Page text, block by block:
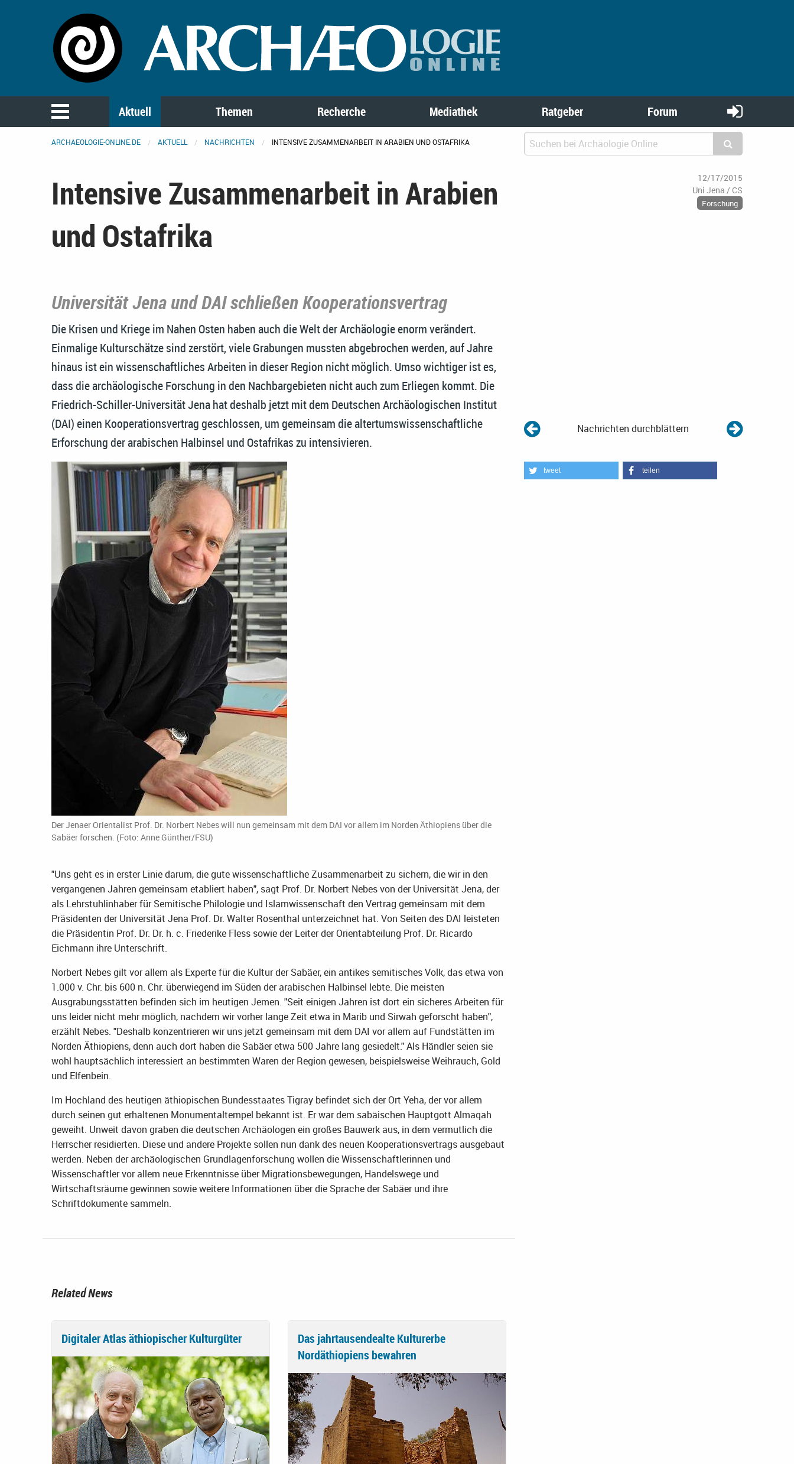
Aktuell Themen Recherche Mediathek Ratgeber Forum
ARCHAEOLOGIE-ONLINE.DE AKTUELL NACHRICHTEN INTENSIVE ZUSAMMENARBEIT IN ARABIEN UND OSTAFRIKA
Intensive Zusammenarbeit in Arabien
und Ostafrika
12/17/2015
Uni Jena / CS
Forschung
Universität Jena und DAI schließen Kooperationsvertrag
Die Krisen und Kriege im Nahen Osten haben auch die Welt der Archäologie enorm verändert.
Einmalige Kulturschätze sind zerstört, viele Grabungen mussten abgebrochen werden, auf Jahre
hinaus ist ein wissenschaftliches Arbeiten in dieser Region nicht möglich. Umso wichtiger ist es,
dass die archäologische Forschung in den Nachbargebieten nicht auch zum Erliegen kommt. Die
Friedrich-Schiller-Universität Jena hat deshalb jetzt mit dem Deutschen Archäologischen Institut
(DAI) einen Kooperationsvertrag geschlossen, um gemeinsam die altertumswissenschaftliche
Erforschung der arabischen Halbinsel und Ostafrikas zu intensivieren.
Nachrichten durchblättern
Der Jenaer Orientalist Prof. Dr. Norbert Nebes will nun gemeinsam mit dem DAI vor allem im Norden Äthiopiens über die
Sabäer forschen. (Foto: Anne Günther/FSU)
"Uns geht es in erster Linie darum, die gute wissenschaftliche Zusammenarbeit zu sichern, die wir in den
vergangenen Jahren gemeinsam etabliert haben", sagt Prof. Dr. Norbert Nebes von der Universität Jena, der
als Lehrstuhlinhaber für Semitische Philologie und Islamwissenschaft den Vertrag gemeinsam mit dem
Präsidenten der Universität Jena Prof. Dr. Walter Rosenthal unterzeichnet hat. Von Seiten des DAI leisteten
die Präsidentin Prof. Dr. Dr. h. c. Friederike Fless sowie der Leiter der Orientabteilung Prof. Dr. Ricardo
Eichmann ihre Unterschrift.
Norbert Nebes gilt vor allem als Experte für die Kultur der Sabäer, ein antikes semitisches Volk, das etwa von
1.000 v. Chr. bis 600 n. Chr. überwiegend im Süden der arabischen Halbinsel lebte. Die meisten
Ausgrabungsstätten befinden sich im heutigen Jemen. "Seit einigen Jahren ist dort ein sicheres Arbeiten für
uns leider nicht mehr möglich, nachdem wir vorher lange Zeit etwa in Marib und Sirwah geforscht haben",
erzählt Nebes. "Deshalb konzentrieren wir uns jetzt gemeinsam mit dem DAI vor allem auf Fundstätten im
Norden Äthiopiens, denn auch dort haben die Sabäer etwa 500 Jahre lang gesiedelt." Als Händler seien sie
wohl hauptsächlich interessiert an bestimmten Waren der Region gewesen, beispielsweise Weihrauch, Gold
und Elfenbein.
Im Hochland des heutigen äthiopischen Bundesstaates Tigray befindet sich der Ort Yeha, der vor allem
durch seinen gut erhaltenen Monumentaltempel bekannt ist. Er war dem sabäischen Hauptgott Almaqah
geweiht. Unweit davon graben die deutschen Archäologen ein großes Bauwerk aus, in dem vermutlich die
Herrscher residierten. Diese und andere Projekte sollen nun dank des neuen Kooperationsvertrags ausgebaut
werden. Neben der archäologischen Grundlagenforschung wollen die Wissenschaftlerinnen und
Wissenschaftler vor allem neue Erkenntnisse über Migrationsbewegungen, Handelswege und
Wirtschaftsräume gewinnen sowie weitere Informationen über die Sprache der Sabäer und ihre
Schriftdokumente sammeln.
tweet teilen
Related News
Digitaler Atlas äthiopischer Kulturgüter
Das jahrtausendealte Kulturerbe
Nordäthiopiens bewahren